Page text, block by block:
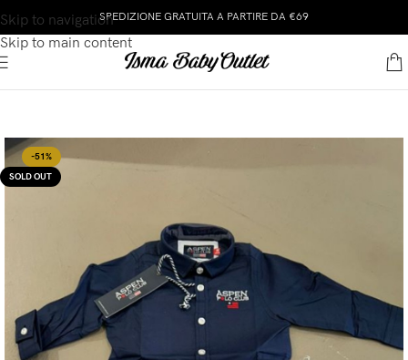
Skip to navigation
Skip to main content
SPEDIZIONE GRATUITA A PARTIRE DA €69
-51%
SOLD OUT